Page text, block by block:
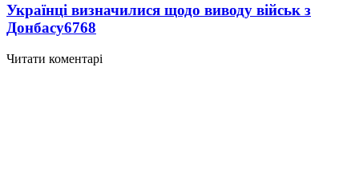
Українці визначилися щодо виводу військ з
Донбасу6768
Читати коментарі